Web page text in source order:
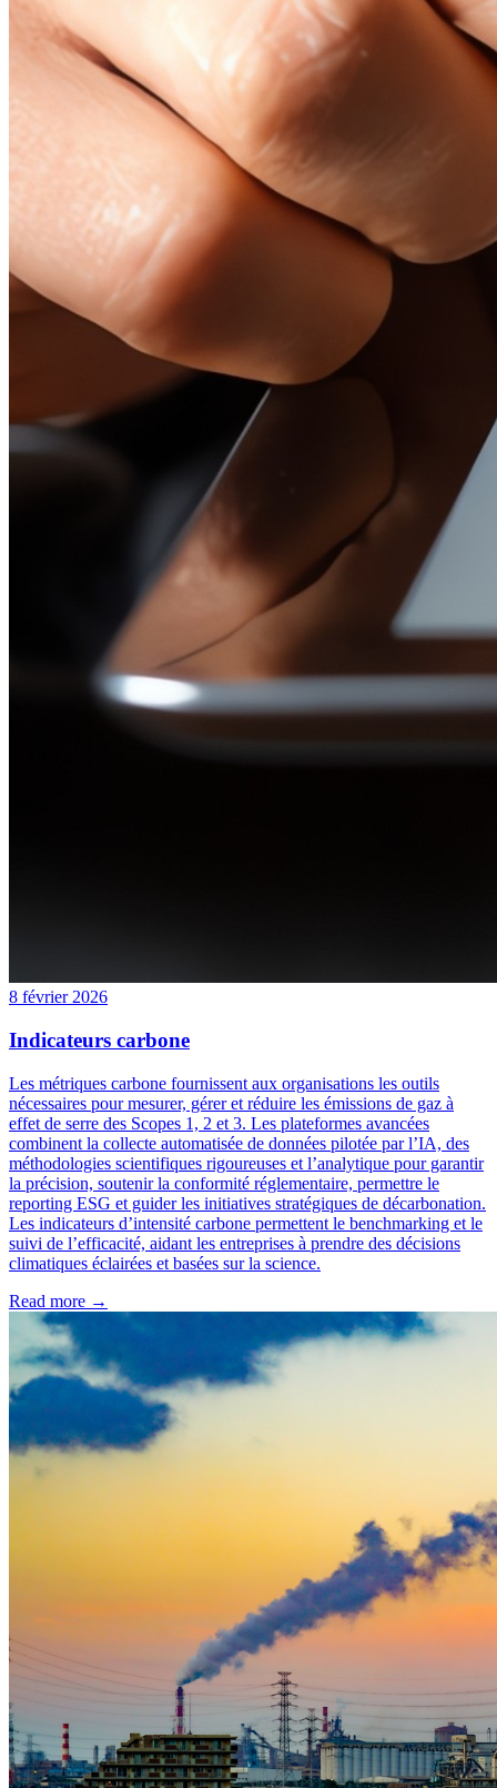
8 février 2026
Indicateurs carbone
Les métriques carbone fournissent aux organisations les outils
nécessaires pour mesurer, gérer et réduire les émissions de gaz à
effet de serre des Scopes 1, 2 et 3. Les plateformes avancées
combinent la collecte automatisée de données pilotée par l’IA, des
méthodologies scientifiques rigoureuses et l’analytique pour garantir
la précision, soutenir la conformité réglementaire, permettre le
reporting ESG et guider les initiatives stratégiques de décarbonation.
Les indicateurs d’intensité carbone permettent le benchmarking et le
suivi de l’efficacité, aidant les entreprises à prendre des décisions
climatiques éclairées et basées sur la science.
Read more →